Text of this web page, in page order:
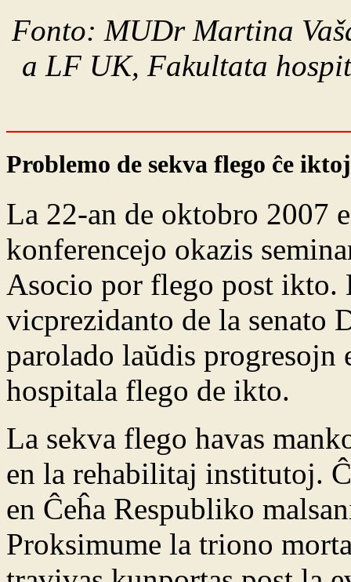
Fonto: MUDr Martina
a LF UK, Fakultata
Problemo de sekva flego ĉe iktoj
La 22-an de oktobro 2007
konferencejo okazis
Asocio por flego post ikto.
vicprezidanto de la senato
parolado laŭdis progresojn
hospitala flego de ikto.
La sekva flego havas
en la rehabilitaj institutoj.
en Ĉeĥa Respubliko
Proksimume la triono